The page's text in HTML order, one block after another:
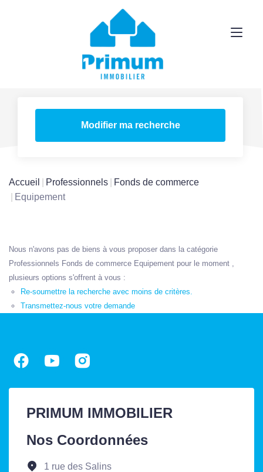
Modifier ma recherche
Accueil Professionnels
Fonds de commerce
Equipement
Nous n'avons pas de biens à vous proposer dans la catégorie
Professionnels Fonds de commerce Equipement pour le moment ,
plusieurs options s'offrent à vous :
Re-soumettre la recherche avec moins de critères.
Transmettez-nous votre demande
PRIMUM IMMOBILIER
Nos Coordonnées
1 rue des Salins